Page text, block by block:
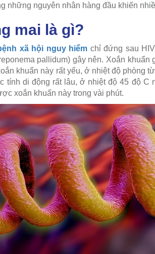
những nguyên nhân hàng đầu khiến
mai là gì?
xã hội nguy hiểm chỉ đứng sau
pallidum) gây nên. Xoắn
khuẩn này rất yếu, ở nhiệt độ phòng
tính di động rất lâu, ở nhiệt độ 45 độ C
xoắn khuẩn này trong vài phút.